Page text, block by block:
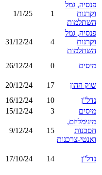
פנסיה, גמל
וקרנות
השתלמות
1
1/1/25
פנסיה, גמל
וקרנות
השתלמות
4
31/12/24
מיסים 0
26/12/24
שוק ההון 17
20/12/24
נדל"ן 10
16/12/24
מיסים 3
15/12/24
מינימליזם,
חסכנות
ואנטי-צרכנות
15
9/12/24
נדל"ן 14
17/10/24